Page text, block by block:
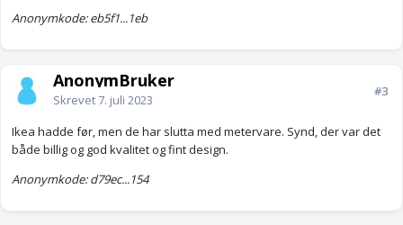
Anonymkode: eb5f1...1eb
AnonymBruker
Skrevet7. juli 2023
#3
Ikea hadde før, men de har slutta med metervare. Synd, der var det
både billig og god kvalitet og fint design.
Anonymkode: d79ec...154